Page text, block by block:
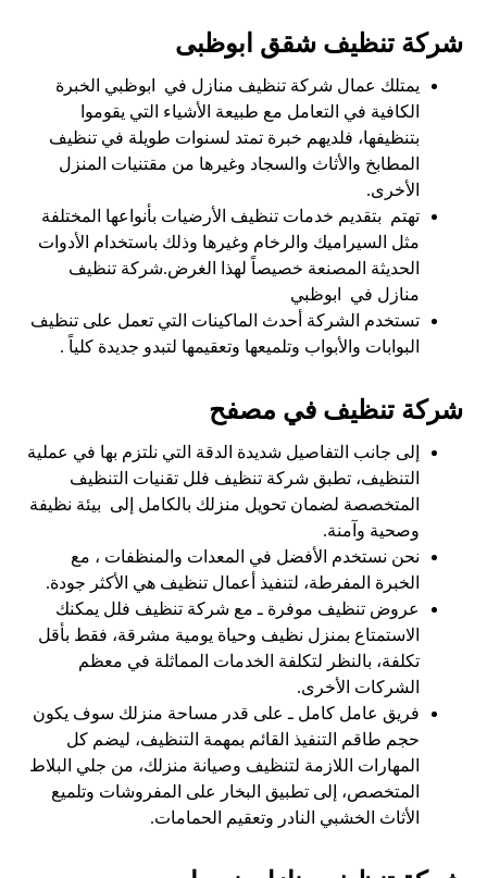
شركة تنظيف شقق ابوظبى
يمتلك عمال شركة تنظيف منازل في ابوظبي الخبرة
الكافية في التعامل مع طبيعة الأشياء التي يقوموا
بتنظيفها، فلديهم خبرة تمتد لسنوات طويلة في تنظيف
المطابخ والأثاث والسجاد وغيرها من مقتنيات المنزل
الأخرى.
تهتم بتقديم خدمات تنظيف الأرضيات بأنواعها المختلفة
مثل السيراميك والرخام وغيرها وذلك باستخدام الأدوات
الحديثة المصنعة خصيصاً لهذا الغرض.شركة تنظيف
منازل في ابوظبي
تستخدم الشركة أحدث الماكينات التي تعمل على تنظيف
البوابات والأبواب وتلميعها وتعقيمها لتبدو جديدة كلياً .
شركة تنظيف في مصفح
إلى جانب التفاصيل شديدة الدقة التي نلتزم بها في عملية
التنظيف، تطبق شركة تنظيف فلل تقنيات التنظيف
المتخصصة لضمان تحويل منزلك بالكامل إلى بيئة نظيفة
وصحية وآمنة.
نحن نستخدم الأفضل في المعدات والمنظفات ، مع
الخبرة المفرطة، لتنفيذ أعمال تنظيف هي الأكثر جودة.
عروض تنظيف موفرة ـ مع شركة تنظيف فلل يمكنك
الاستمتاع بمنزل نظيف وحياة يومية مشرقة، فقط بأقل
تكلفة، بالنظر لتكلفة الخدمات المماثلة في معظم
الشركات الأخرى.
فريق عامل كامل ـ على قدر مساحة منزلك سوف يكون
حجم طاقم التنفيذ القائم بمهمة التنظيف، ليضم كل
المهارات اللازمة لتنظيف وصيانة منزلك، من جلي البلاط
المتخصص، إلى تطبيق البخار على المفروشات وتلميع
الأثاث الخشبي النادر وتعقيم الحمامات.